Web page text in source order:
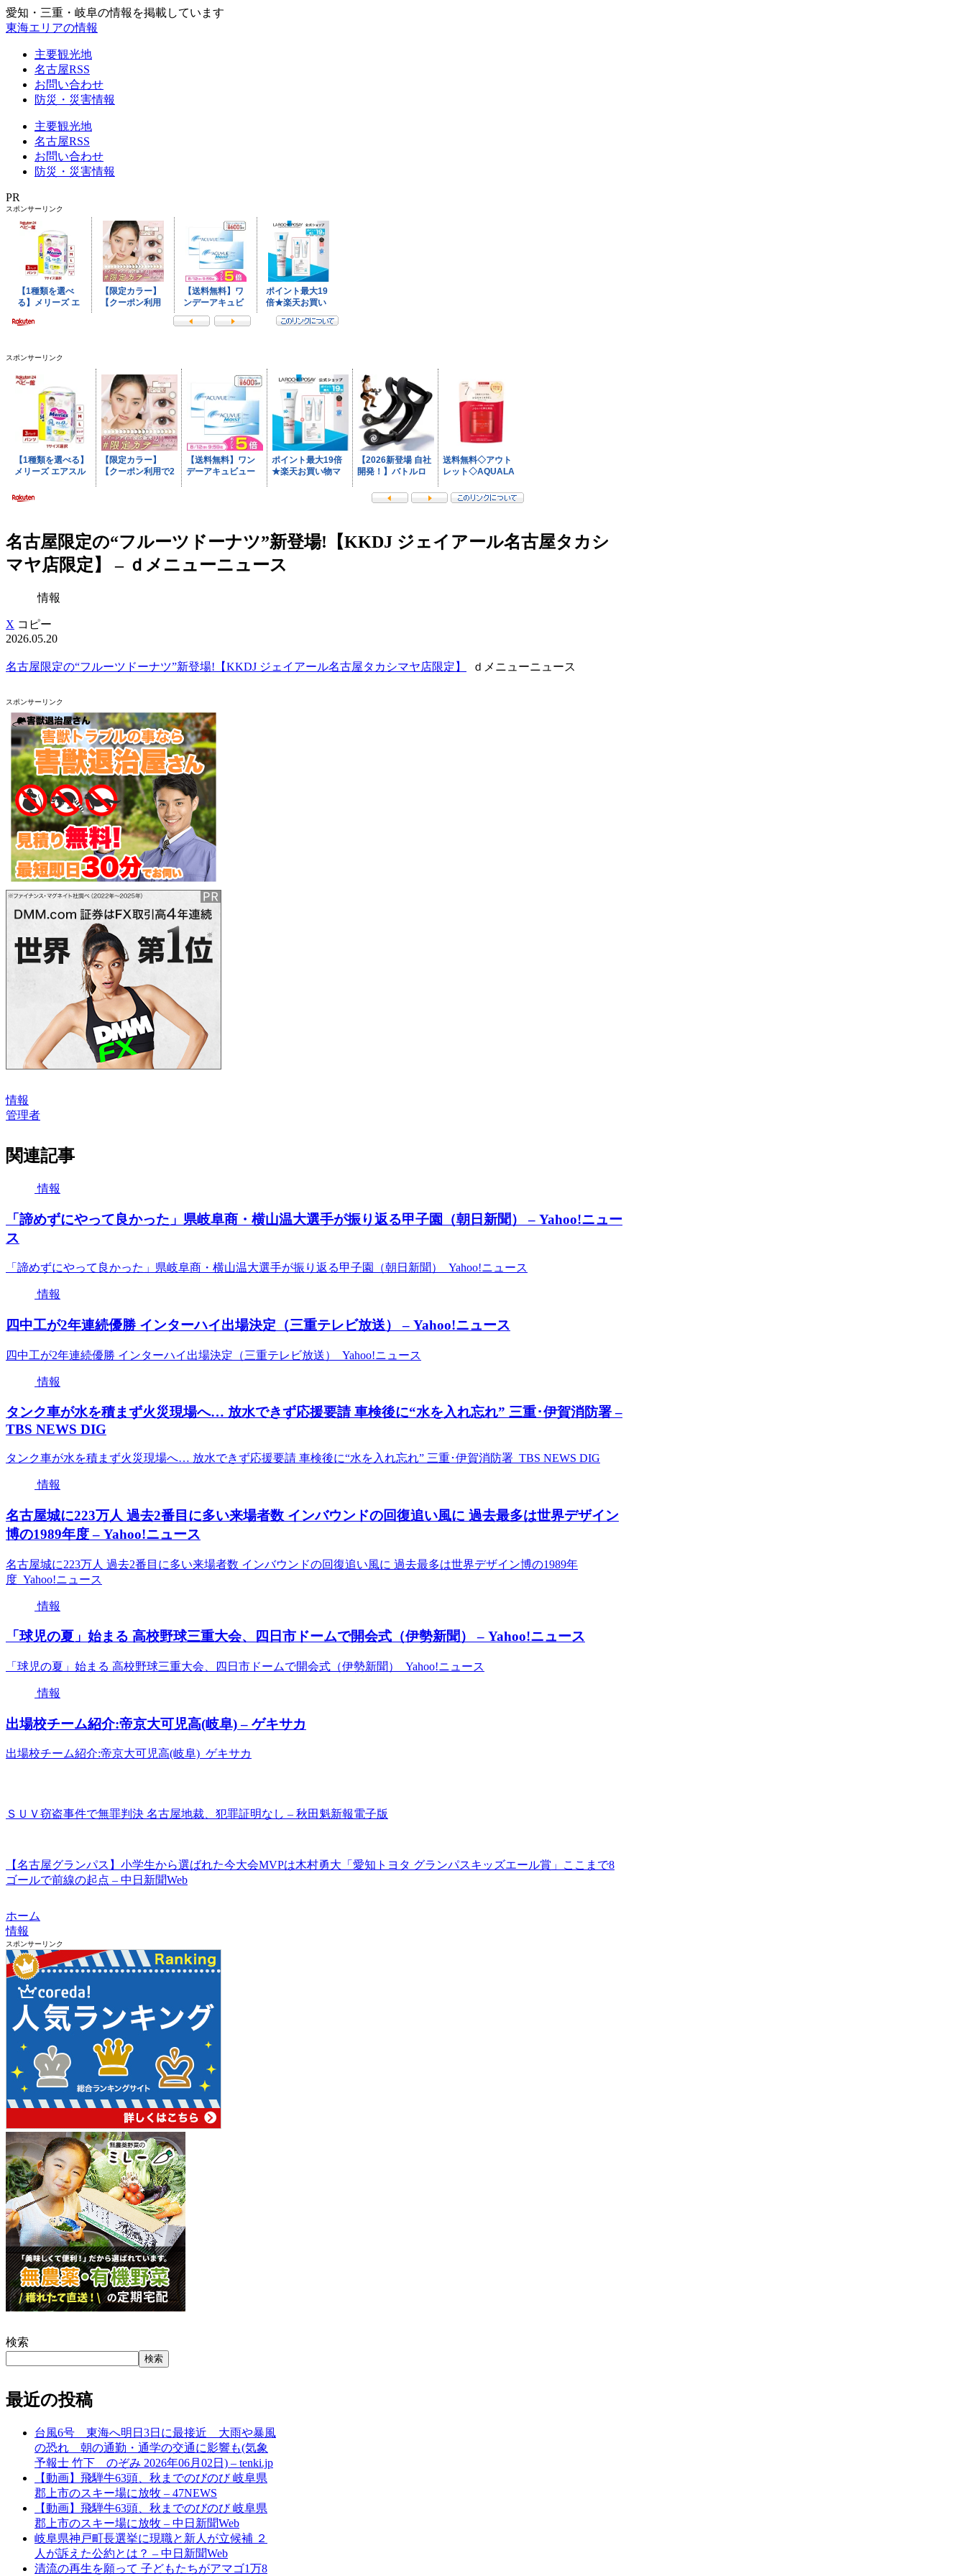
愛知・三重・岐阜の情報を掲載しています
東海エリアの情報
主要観光地
名古屋RSS
お問い合わせ
防災・災害情報
主要観光地
名古屋RSS
お問い合わせ
防災・災害情報
PR
スポンサーリンク
スポンサーリンク
名古屋限定の“フルーツドーナツ”新登場!【KKDJ ジェイアール名古屋タカシ
マヤ店限定】 – ｄメニューニュース
情報
X コピー
2026.05.20
名古屋限定の“フルーツドーナツ”新登場!【KKDJ ジェイアール名古屋タカシマヤ店限定】 ｄメニューニュース
スポンサーリンク
情報
管理者
関連記事
情報
「諦めずにやって良かった」県岐阜商・横山温大選手が振り返る甲子園（朝日新聞） – Yahoo!ニュー
ス
「諦めずにやって良かった」県岐阜商・横山温大選手が振り返る甲子園（朝日新聞） Yahoo!ニュース
情報
四中工が2年連続優勝 インターハイ出場決定（三重テレビ放送） – Yahoo!ニュース
四中工が2年連続優勝 インターハイ出場決定（三重テレビ放送） Yahoo!ニュース
情報
タンク車が水を積まず火災現場へ… 放水できず応援要請 車検後に“水を入れ忘れ” 三重･伊賀消防署 –
TBS NEWS DIG
タンク車が水を積まず火災現場へ… 放水できず応援要請 車検後に“水を入れ忘れ” 三重･伊賀消防署 TBS NEWS DIG
情報
名古屋城に223万人 過去2番目に多い来場者数 インバウンドの回復追い風に 過去最多は世界デザイン
博の1989年度 – Yahoo!ニュース
名古屋城に223万人 過去2番目に多い来場者数 インバウンドの回復追い風に 過去最多は世界デザイン博の1989年
度 Yahoo!ニュース
情報
「球児の夏」始まる 高校野球三重大会、四日市ドームで開会式（伊勢新聞） – Yahoo!ニュース
「球児の夏」始まる 高校野球三重大会、四日市ドームで開会式（伊勢新聞） Yahoo!ニュース
情報
出場校チーム紹介:帝京大可児高(岐阜) – ゲキサカ
出場校チーム紹介:帝京大可児高(岐阜) ゲキサカ
ＳＵＶ窃盗事件で無罪判決 名古屋地裁、犯罪証明なし – 秋田魁新報電子版
【名古屋グランパス】小学生から選ばれた今大会MVPは木村勇大「愛知トヨタ グランパスキッズエール賞」ここまで8
ゴールで前線の起点 – 中日新聞Web
ホーム
情報
スポンサーリンク
検索
検索
最近の投稿
台風6号 東海へ明日3日に最接近 大雨や暴風
の恐れ 朝の通勤・通学の交通に影響も(気象
予報士 竹下 のぞみ 2026年06月02日) – tenki.jp
【動画】飛騨牛63頭、秋までのびのび 岐阜県
郡上市のスキー場に放牧 – 47NEWS
【動画】飛騨牛63頭、秋までのびのび 岐阜県
郡上市のスキー場に放牧 – 中日新聞Web
岐阜県神戸町長選挙に現職と新人が立候補 ２
人が訴えた公約とは？ – 中日新聞Web
清流の再生を願って 子どもたちがアマゴ1万8